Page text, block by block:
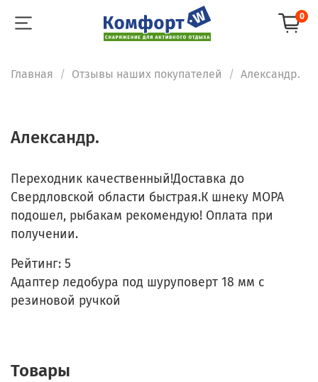
0
Главная Отзывы наших покупателей Александр.
Александр.
Переходник качественный!Доставка до
Свердловской области быстрая.К шнеку МОРА
подошел, рыбакам рекомендую! Оплата при
получении.
Рейтинг: 5
Адаптер ледобура под шуруповерт 18 мм с
резиновой ручкой
Товары